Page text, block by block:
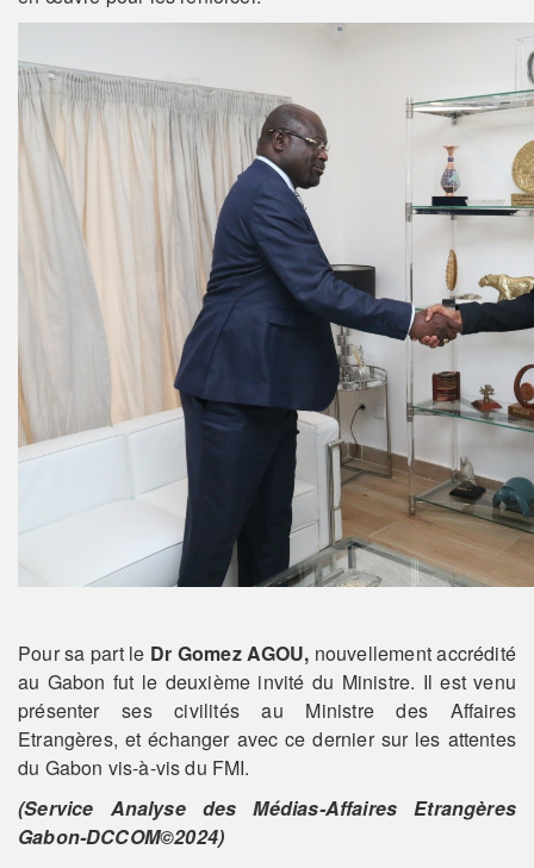
Pour sa part le Dr Gomez AGOU, nouvellement accrédité
au Gabon fut le deuxième invité du Ministre. Il est venu
présenter ses civilités au Ministre des Affaires
Etrangères, et échanger avec ce dernier sur les attentes
du Gabon vis-à-vis du FMI.
(Service Analyse des Médias-Affaires Etrangères
Gabon-DCCOM©2024)